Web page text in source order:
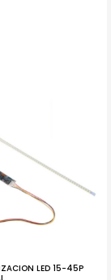
LED 15-45P